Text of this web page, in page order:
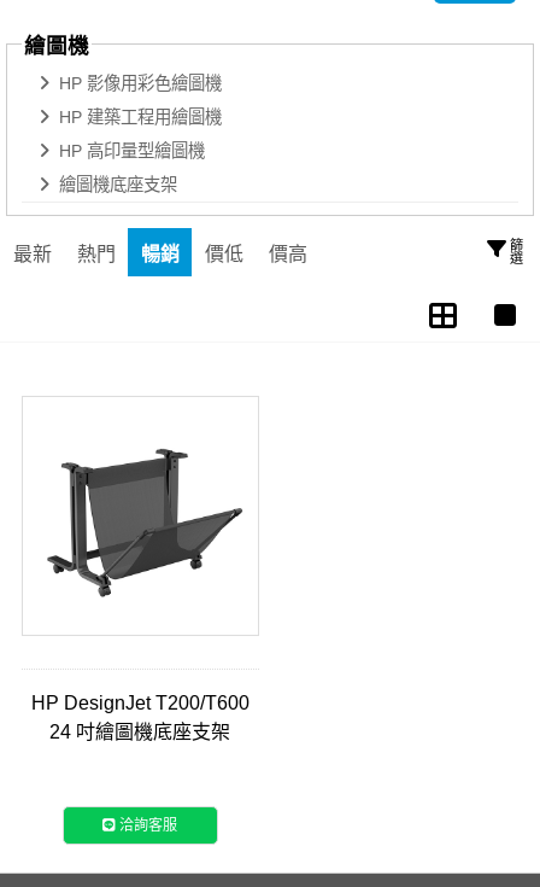
繪圖機
HP 影像用彩色繪圖機
HP 建築工程用繪圖機
HP 高印量型繪圖機
繪圖機底座支架
最新 熱門 暢銷 價低 價高 篩選
HP DesignJet T200/T600
24 吋繪圖機底座支架
洽詢客服